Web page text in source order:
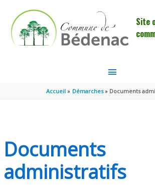
Site
MENU
PRINCIPAL
Accueil Démarches Documents
Documents
administratifs